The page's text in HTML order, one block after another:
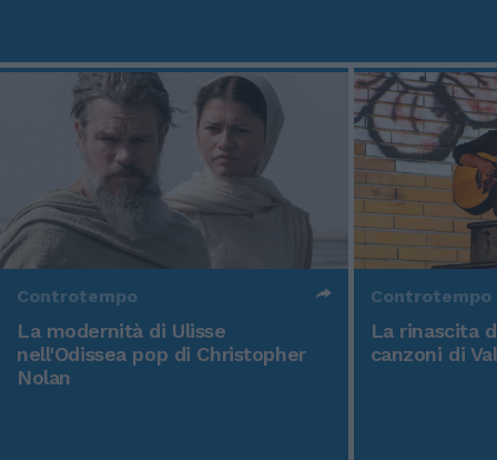
Controtempo
La modernità di Ulisse
nell'Odissea pop di Christopher
Nolan
Controtempo
La rinascita
canzoni di